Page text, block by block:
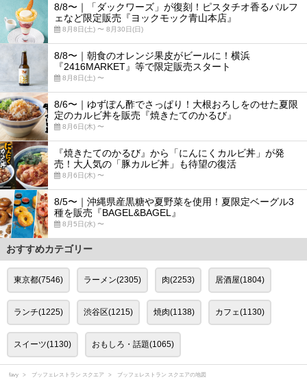
8/8〜｜「ダックワーズ」が復刻！ピスタチオ香るパルフ
ェなど限定販売『ヨックモック青山本店』
8月8日(土) 〜 8月30日(日)
8/8〜｜朝食のオレンジ果皮がビールに！横浜
『2416MARKET』等で限定販売スタート
8月8日(土) 〜
8/6〜｜ゆずぽん酢でさっぱり！大根おろしをのせた夏限
定のカルビ丼を販売『焼きたてのかるび』
8月6日(木) 〜
『焼きたてのかるび』から「にんにくカルビ丼」が発
売！大人気の「豚カルビ丼」も待望の復活
8月6日(木) 〜
8/5〜｜沖縄県産黒糖や夏野菜を使用！夏限定ベーグル3
種を販売『BAGEL&BAGEL』
8月5日(水) 〜
おすすめカテゴリー
東京都(7546) ラーメン(2305) 肉(2253) 居酒屋(1804)
ランチ(1225) 渋谷区(1215) 焼肉(1138) カフェ(1130)
スイーツ(1130) おもしろ・話題(1065)
favy ブッフェレストラン スクエア ブッフェレストラン スクエアの地図